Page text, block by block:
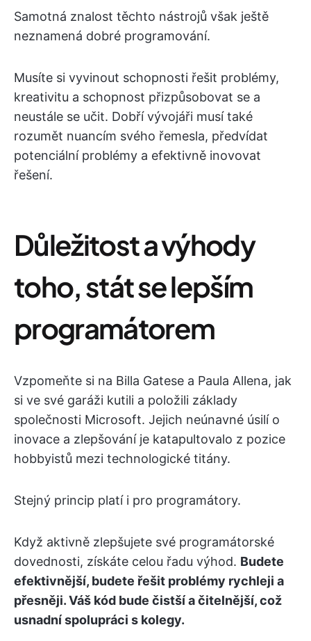
Samotná znalost těchto nástrojů však ještě
neznamená dobré programování.
Musíte si vyvinout schopnosti řešit problémy,
kreativitu a schopnost přizpůsobovat se a
neustále se učit. Dobří vývojáři musí také
rozumět nuancím svého řemesla, předvídat
potenciální problémy a efektivně inovovat
řešení.
Důležitost a výhody
toho, stát se lepším
programátorem
Vzpomeňte si na Billa Gatese a Paula Allena, jak
si ve své garáži kutili a položili základy
společnosti Microsoft. Jejich neúnavné úsilí o
inovace a zlepšování je katapultovalo z pozice
hobbyistů mezi technologické titány.
Stejný princip platí i pro programátory.
Když aktivně zlepšujete své programátorské
dovednosti, získáte celou řadu výhod. Budete
efektivnější, budete řešit problémy rychleji a
přesněji. Váš kód bude čistší a čitelnější, což
usnadní spolupráci s kolegy.